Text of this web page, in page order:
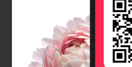
В нашем цветочном магазине
заказать и купить
ящике, которая станет
любого случая. В каталоге
широкий выбор стильных